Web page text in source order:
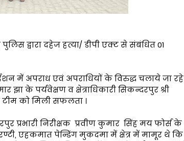
द्वारा दहेज हत्या/ डीपी एक्ट से संबंधित 01
में अपराध एवं अपराधियों के विरुद्ध चलाये जा रहे
के पर्यवेक्षण व क्षेत्राधिकारी सिकन्दरपुर श्री
को मिली सफलता ।
प्रभारी निरीक्षक प्रवीण कुमार सिंह मय फोर्स के
एहकमात पेन्डिंग मुकदमा में क्षेत्र में मामूर थे कि